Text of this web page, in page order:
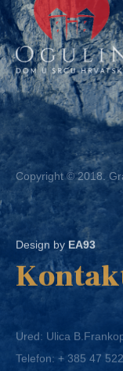
Copyright © 2018.
Design byEA93
Ured: Ulica
Telefon:+ 385 47
Telefaks:+ 385 47